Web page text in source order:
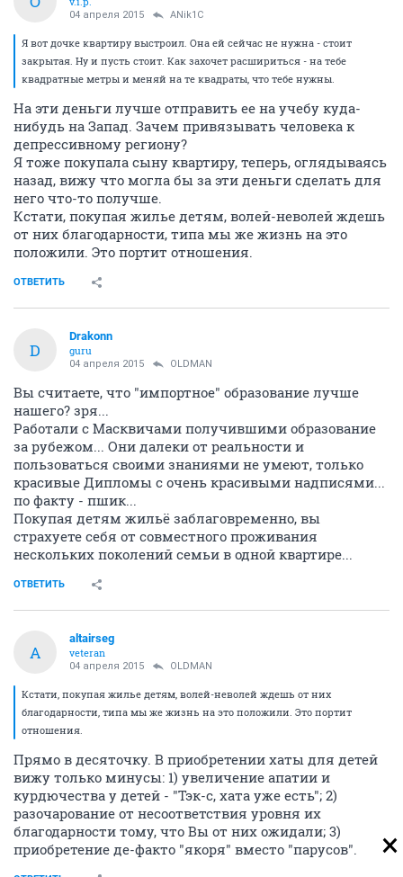
04 апреля 2015 ANik1C
Я вот дочке квартиру выстроил. Она ей сейчас не нужна - стоит
закрытая. Ну и пусть стоит. Как захочет расшириться - на тебе
квадратные метры и меняй на те квадраты, что тебе нужны.
На эти деньги лучше отправить ее на учебу куда-
нибудь на Запад. Зачем привязывать человека к
депрессивному региону?
Я тоже покупала сыну квартиру, теперь, оглядываясь
назад, вижу что могла бы за эти деньги сделать для
него что-то получше.
Кстати, покупая жилье детям, волей-неволей ждешь
от них благодарности, типа мы же жизнь на это
положили. Это портит отношения.
ОТВЕТИТЬ
D
Drakonn
guru
04 апреля 2015 OLDMAN
Вы считаете, что "импортное" образование лучше
нашего? зря...
Работали с Масквичами получившими образование
за рубежом... Они далеки от реальности и
пользоваться своими знаниями не умеют, только
красивые Дипломы с очень красивыми надписями...
по факту - пшик...
Покупая детям жильё заблаговременно, вы
страхуете себя от совместного проживания
нескольких поколений семьи в одной квартире...
ОТВЕТИТЬ
A
altairseg
veteran
04 апреля 2015 OLDMAN
Кстати, покупая жилье детям, волей-неволей ждешь от них
благодарности, типа мы же жизнь на это положили. Это портит
отношения.
Прямо в десяточку. В приобретении хаты для детей
вижу только минусы: 1) увеличение апатии и
курдючества у детей - "Тэк-с, хата уже есть"; 2)
разочарование от несоответствия уровня их
благодарности тому, что Вы от них ожидали; 3)
приобретение де-факто "якоря" вместо "парусов".